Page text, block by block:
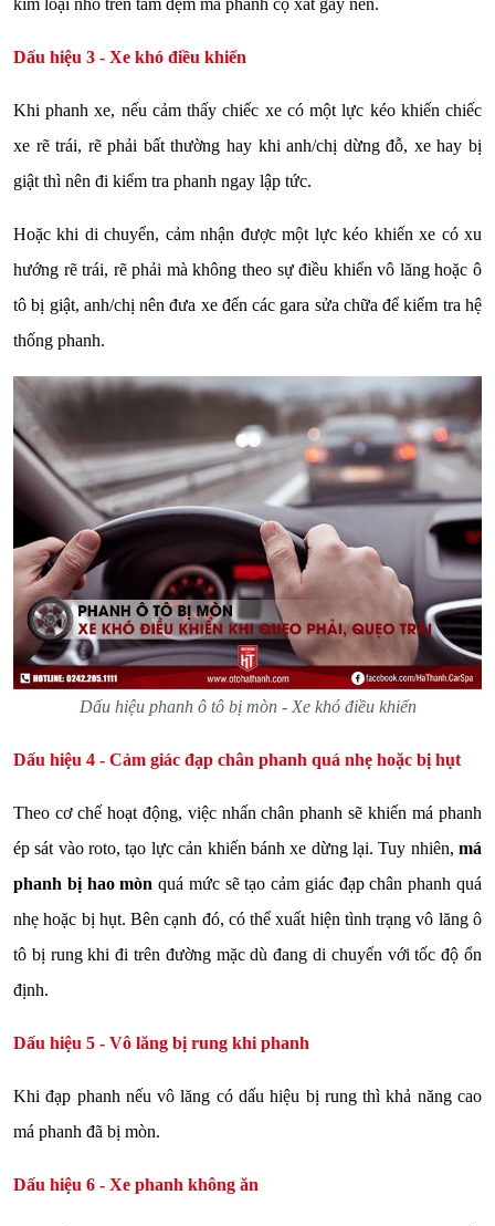
kim loại nhỏ trên tấm đệm má phanh cọ xát gây nên.
Dấu hiệu 3 - Xe khó điều khiển
Khi phanh xe, nếu cảm thấy chiếc xe có một lực kéo khiến chiếc
xe rẽ trái, rẽ phải bất thường hay khi anh/chị dừng đỗ, xe hay bị
giật thì nên đi kiểm tra phanh ngay lập tức.
Hoặc khi di chuyển, cảm nhận được một lực kéo khiến xe có xu
hướng rẽ trái, rẽ phải mà không theo sự điều khiển vô lăng hoặc ô
tô bị giật, anh/chị nên đưa xe đến các gara sửa chữa để kiểm tra hệ
thống phanh.
Dấu hiệu phanh ô tô bị mòn - Xe khó điều khiển
Dấu hiệu 4 - Cảm giác đạp chân phanh quá nhẹ hoặc bị hụt
Theo cơ chế hoạt động, việc nhấn chân phanh sẽ khiến má phanh
ép sát vào roto, tạo lực cản khiến bánh xe dừng lại. Tuy nhiên, má
phanh bị hao mòn quá mức sẽ tạo cảm giác đạp chân phanh quá
nhẹ hoặc bị hụt. Bên cạnh đó, có thể xuất hiện tình trạng vô lăng ô
tô bị rung khi đi trên đường mặc dù đang di chuyển với tốc độ ổn
định.
Dấu hiệu 5 - Vô lăng bị rung khi phanh
Khi đạp phanh nếu vô lăng có dấu hiệu bị rung thì khả năng cao
má phanh đã bị mòn.
Dấu hiệu 6 - Xe phanh không ăn